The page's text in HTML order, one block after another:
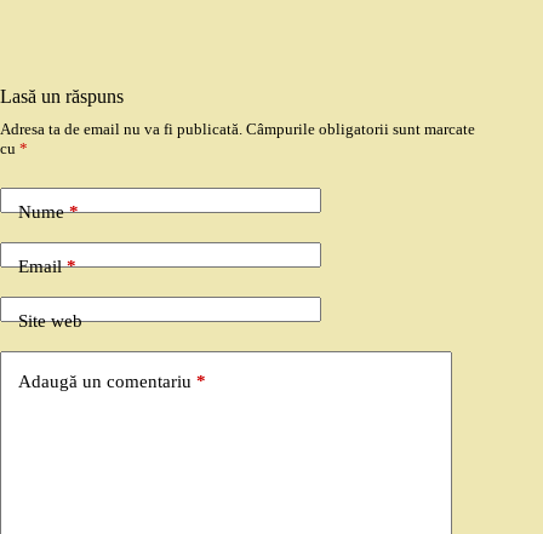
Lasă un răspuns
Adresa ta de email nu va fi publicată. Câmpurile obligatorii sunt marcate
cu *
Nume*
Email*
Site web
Adaugă un comentariu *